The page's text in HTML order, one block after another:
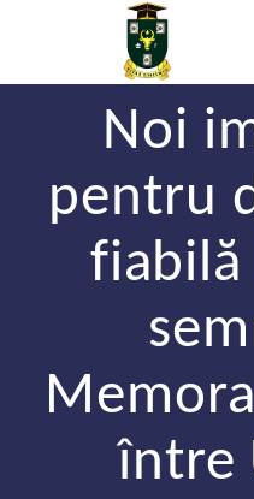
Noi
pentru
fiabilă
între